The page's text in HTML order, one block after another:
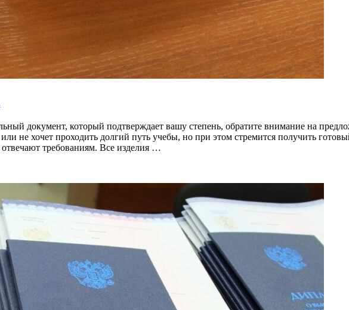
документ, который подтверждает вашу степень, обратите внимание на
не хочет проходить долгий путь учебы, но при этом стремится получить
требованиям. Все изделия …